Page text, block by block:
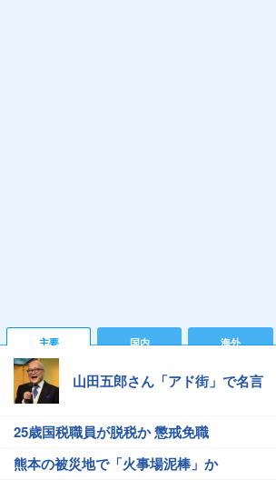
主要 国内 海外
山田五郎さん「アド街」で名言
25歳国税職員が脱税か 懲戒免職
熊本の被災地で「火事場泥棒」か